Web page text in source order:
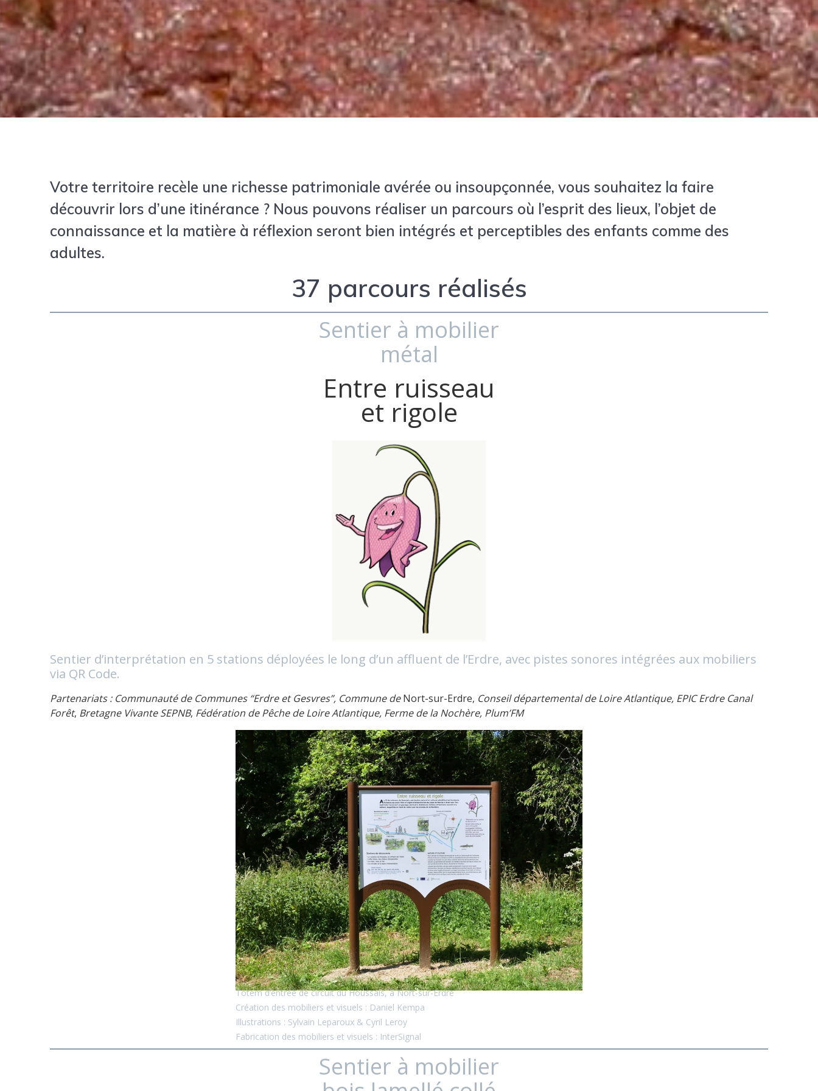
Votre territoire recèle une richesse patrimoniale avérée ou insoupçonnée, vous souhaitez la faire
découvrir lors d’une itinérance ? Nous pouvons réaliser un parcours où l’esprit des lieux, l’objet de
connaissance et la matière à réflexion seront bien intégrés et perceptibles des enfants comme des
adultes.
37 parcours réalisés
Sentier à mobilier
métal
Entre ruisseau
et rigole
Sentier d’interprétation en 5 stations déployées le long d’un affluent de l’Erdre, avec pistes sonores intégrées aux mobiliers
via QR Code.
Partenariats : Communauté de Communes “Erdre et Gesvres”, Commune deNort-sur-Erdre, Conseil départemental de Loire Atlantique, EPIC Erdre Canal
Forêt, Bretagne Vivante SEPNB, Fédération de Pêche de Loire Atlantique, Ferme de la Nochère, Plum’FM
Totem d’entrée de circuit du Houssais, à Nort-sur-Erdre
Création des mobiliers et visuels : Daniel Kempa
Illustrations : Sylvain Leparoux & Cyril Leroy
Fabrication des mobiliers et visuels : InterSignal
Sentier à mobilier